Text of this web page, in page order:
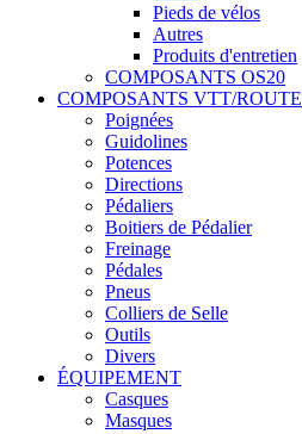
Pieds de vélos
Autres
Produits d'entretien
COMPOSANTS OS20
COMPOSANTS VTT/ROUTE
Poignées
Guidolines
Potences
Directions
Pédaliers
Boitiers de Pédalier
Freinage
Pédales
Pneus
Colliers de Selle
Outils
Divers
ÉQUIPEMENT
Casques
Masques